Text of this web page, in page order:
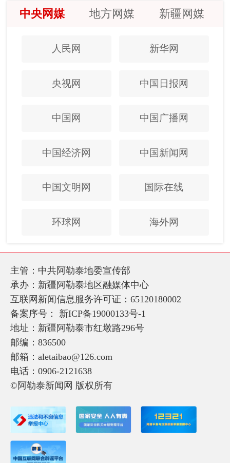
中央网媒 地方网媒 新疆网媒
人民网 新华网
央视网 中国日报网
中国网 中国广播网
中国经济网 中国新闻网
中国文明网 国际在线
环球网 海外网
主管：中共阿勒泰地委宣传部
承办：新疆阿勒泰地区融媒体中心
互联网新闻信息服务许可证：65120180002
备案序号： 新ICP备19000133号-1
地址：新疆阿勒泰市红墩路296号
邮编：836500
邮箱：aletaibao@126.com
电话：0906-2121638
©阿勒泰新闻网 版权所有